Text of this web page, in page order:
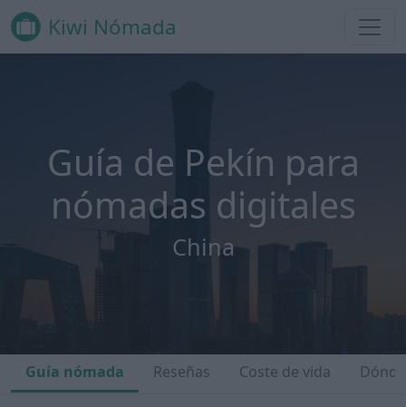
Kiwi Nómada
Guía de Pekín para
nómadas digitales
China
Guía nómada Reseñas Coste de vida